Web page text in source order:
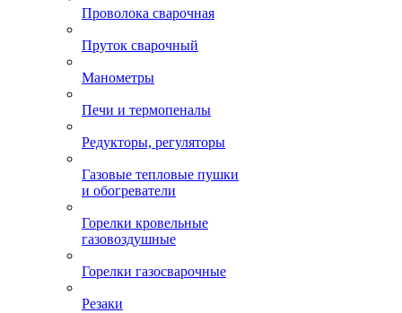
Проволока сварочная
Пруток сварочный
Манометры
Печи и термопеналы
Редукторы, регуляторы
Газовые тепловые пушки
и обогреватели
Горелки кровельные
газовоздушные
Горелки газосварочные
Резаки